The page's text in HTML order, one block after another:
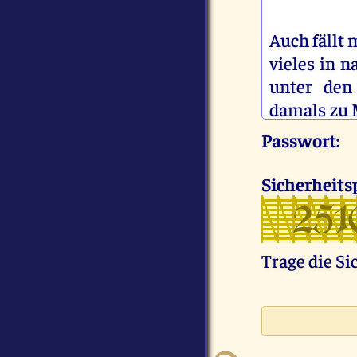
Auch fällt
vieles in
unter den
damals zu
so
so Ich mit
Hoffnung
bessere
käme und
vielleicht
auf Erden
Passwort:
Trage die